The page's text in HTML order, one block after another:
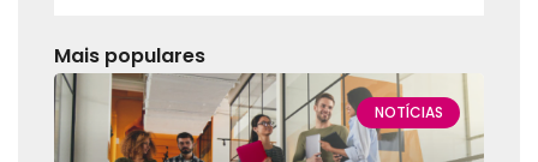
Mais populares
NOTÍCIAS